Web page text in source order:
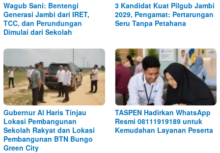
Wagub Sani: Bentengi
Generasi Jambi dari IRET,
TCC, dan Perundungan
Dimulai dari Sekolah
3 Kandidat Kuat Pilgub Jambi
2029, Pengamat: Pertarungan
Seru Tanpa Petahana
Gubernur Al Haris Tinjau
Lokasi Pembangunan
Sekolah Rakyat dan Lokasi
Pembangunan BTN Bungo
Green City
TASPEN Hadirkan WhatsApp
Resmi 08111919189 untuk
Kemudahan Layanan Peserta